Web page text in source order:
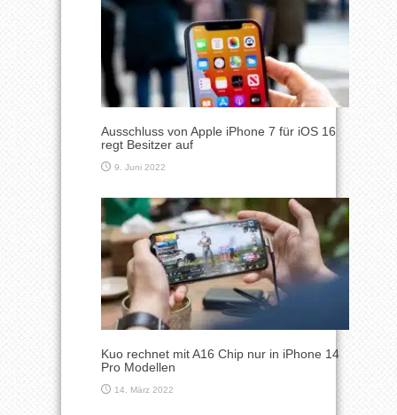
Ausschluss von Apple iPhone 7 für iOS 16
regt Besitzer auf
9. Juni 2022
Kuo rechnet mit A16 Chip nur in iPhone 14
Pro Modellen
14. März 2022